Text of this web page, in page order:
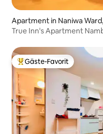
Apartment in Naniwa
True Inn's Apartment
Beliebter Gäste-Favorit.
Gäste-Favorit